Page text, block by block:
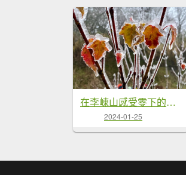
在李崠山感受零下的銀白世界
2024-01-25